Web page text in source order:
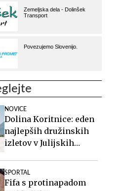
NOVICE
Dolina Koritnice: eden
najlepših družinskih
izletov v Julijskih
SPORTAL
Fifa s protinapadom